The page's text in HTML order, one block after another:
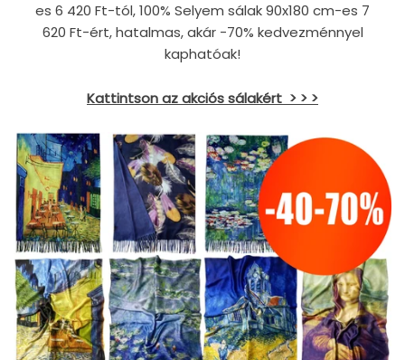
es 6 420 Ft-tól, 100% Selyem sálak 90x180 cm-es 7
620 Ft-ért, hatalmas, akár -70% kedvezménnyel
kaphatóak!
Kattintson az akciós sálakért > > >